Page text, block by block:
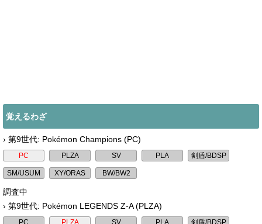
覚えるわざ
› 第9世代: Pokémon Champions (PC)
調査中
› 第9世代: Pokémon LEGENDS Z-A (PLZA)